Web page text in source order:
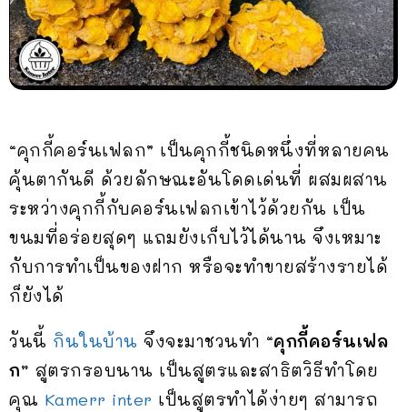
“คุกกี้คอร์นเฟลก” เป็นคุกกี้ชนิดหนึ่งที่หลายคน
คุ้นตากันดี ด้วยลักษณะอันโดดเด่นที่ ผสมผสาน
ระหว่างคุกกี้กับคอร์นเฟลกเข้าไว้ด้วยกัน เป็น
ขนมที่อร่อยสุดๆ แถมยังเก็บไว้ได้นาน จึงเหมาะ
กับการทำเป็นของฝาก หรือจะทำขายสร้างรายได้
ก็ยังได้
วันนี้ กินในบ้าน จึงจะมาชวนทำ “คุกกี้คอร์นเฟล
ก” สูตรกรอบนาน เป็นสูตรและสาธิตวิธีทำโดย
คุณ Kamerr inter เป็นสูตรทำได้ง่ายๆ สามารถ